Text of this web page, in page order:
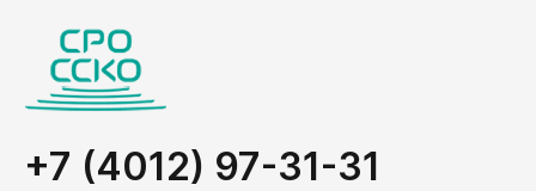
+7 (4012) 97-31-31